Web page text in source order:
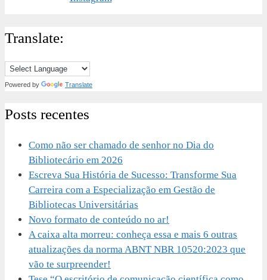
Translate:
Powered by Translate
Posts recentes
Como não ser chamado de senhor no Dia do
Bibliotecário em 2026
Escreva Sua História de Sucesso: Transforme Sua
Carreira com a Especialização em Gestão de
Bibliotecas Universitárias
Novo formato de conteúdo no ar!
A caixa alta morreu: conheça essa e mais 6 outras
atualizações da norma ABNT NBR 10520:2023 que
vão te surpreender!